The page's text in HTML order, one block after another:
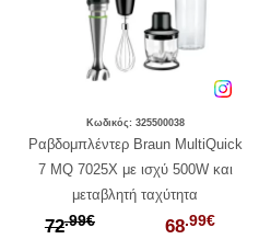
Κωδικός: 325500038
Ραβδομπλέντερ Braun MultiQuick
7 MQ 7025X με ισχύ 500W και
μεταβλητή ταχύτητα
72.99€ 68.99€